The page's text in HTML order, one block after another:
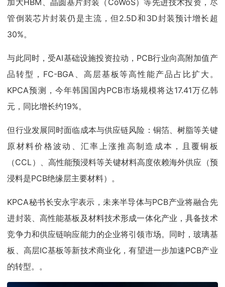
管倒装芯片封装仍是主流，但2.5D和3D封装预计增长超
30%。
与此同时，受AI基础设施投资拉动，PCB行业向高附加值产
品转型，FC-BGA、高层基板等高性能产品占比扩大。
KPCA预测，今年韩国国内PCB市场规模将达17.41万亿韩
元，同比增长约19%。
但行业发展同时面临成本与供应链风险：铜箔、树脂等关键
原材料价格波动、汇率上涨推高制造成本，且覆铜板
（CCL）、高性能预浸料等关键材料高度依赖海外供应（预
浸料是PCB绝缘层主要材料）。
KPCA秘书长安永宇表示，未来半导体与PCB产业将融合先
进封装、高性能基板及材料技术形成一体化产业，具备技术
竞争力和供应链响应能力的企业将引领市场。同时，玻璃基
板、高层IC基板等新技术商业化，有望进一步加速PCB产业
的转型。。